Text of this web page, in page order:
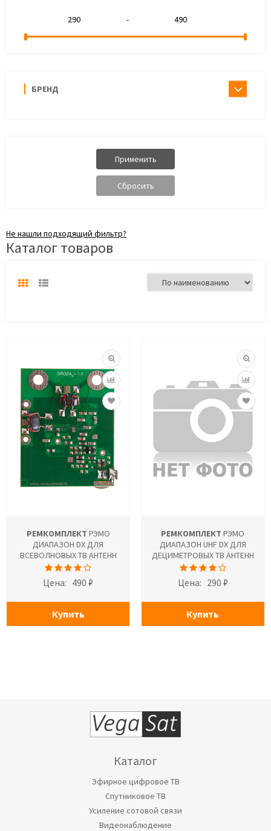
-
БРЕНД
Не нашли подходящий фильтр?
Каталог товаров
РЕМКОМПЛЕКТ РЭМО
ДИАПАЗОН DX ДЛЯ
ВСЕВОЛНОВЫХ ТВ АНТЕНН
Цена: 490 ₽
Купить
РЕМКОМПЛЕКТ РЭМО
ДИАПАЗОН UHF DX ДЛЯ
ДЕЦИМЕТРОВЫХ ТВ АНТЕНН
Цена: 290 ₽
Купить
Каталог
Эфирное цифровое ТВ
Спутниковое ТВ
Усиление сотовой связи
Видеонаблюдение